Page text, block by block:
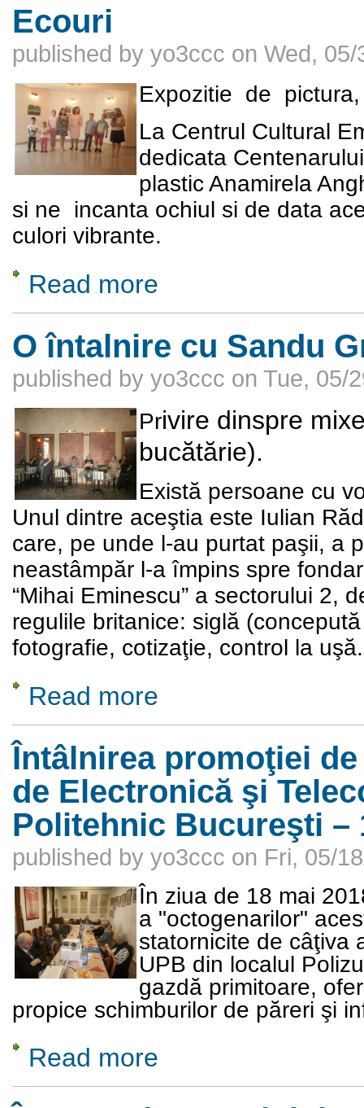
Ecouri
published by yo3ccc on Wed,
Expozitie de
La Centrul Cultural
dedicata
plastic Anamirela
si ne incanta ochiul si de data
culori vibrante.
Read more
O întalnire cu Sandu
published by yo3ccc on Tue, 05/
Privire dinspre
bucătărie).
Există persoane cu
Unul dintre aceştia este Iulian
care, pe unde l-au purtat paşii, a
neastâmpăr l-a împins spre
“Mihai Eminescu” a sectorului 2,
regulile britanice: siglă
fotografie, cotizaţie, control la uşă.
Read more
Întâlnirea promoţiei
de Electronică şi
Politehnic Bucureşti –
published by yo3ccc on Fri, 05/
În ziua de 18 mai
a "octogenarilor"
statornicite de câţiva
UPB din localul
gazdă primitoare,
propice schimburilor de păreri şi
Read more